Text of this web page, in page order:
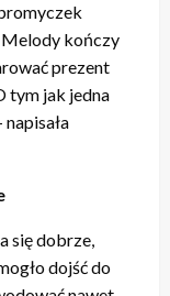
Melody kończy
prezent
tym jak jedna
się dobrze,
dojść do